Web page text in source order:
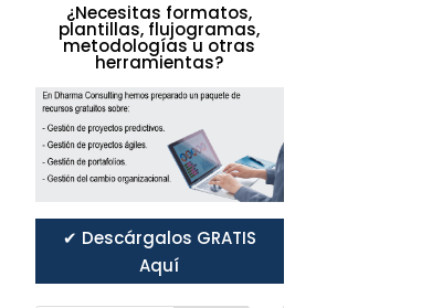
¿Necesitas formatos,
plantillas, flujogramas,
metodologías u otras
herramientas?
✔ Descárgalos GRATIS
Aquí